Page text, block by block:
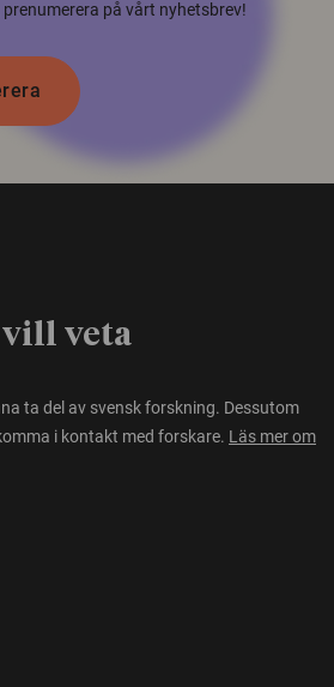
på vårt nyhetsbrev!
vill veta
ta del av svensk forskning. Dessutom
i kontakt med forskare. Läs mer om